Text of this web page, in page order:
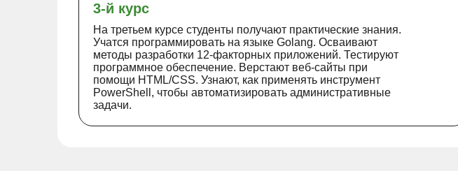
3-й курс
На третьем курсе студенты получают практические знания.
Учатся программировать на языке Golang. Осваивают
методы разработки 12-факторных приложений. Тестируют
программное обеспечение. Верстают веб-сайты при
помощи HTML/CSS. Узнают, как применять инструмент
PowerShell, чтобы автоматизировать административные
задачи.